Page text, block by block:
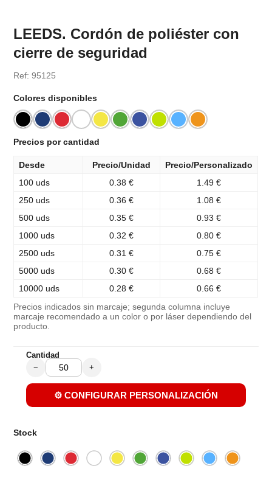
LEEDS. Cordón de poliéster con
cierre de seguridad
Ref: 95125
Colores disponibles
Precios por cantidad
Desde Precio/Unidad
Precio/Personalizado
100 uds
0.38 €
1.49 €
250 uds
0.36 €
1.08 €
500 uds
0.35 €
0.93 €
1000 uds
0.32 €
0.80 €
2500 uds
0.31 €
0.75 €
5000 uds
0.30 €
0.68 €
10000 uds
0.28 € 0.66 €
Precios indicados sin marcaje; segunda columna incluye
marcaje recomendado a un color o por láser dependiendo del
producto.
Cantidad
− +
⚙️ CONFIGURAR PERSONALIZACIÓN
Stock